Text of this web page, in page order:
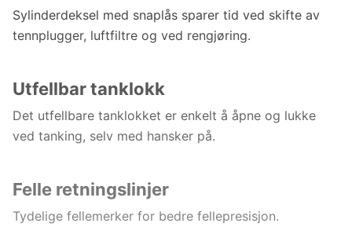
Sylinderdeksel med snaplås sparer tid ved skifte av
tennplugger, luftfiltre og ved rengjøring.
Utfellbar tanklokk
Det utfellbare tanklokket er enkelt å åpne og lukke
ved tanking, selv med hansker på.
Felle retningslinjer
Tydelige fellemerker for bedre fellepresisjon.